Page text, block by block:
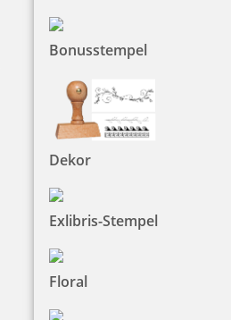
Bonusstempel
Dekor
Exlibris-Stempel
Floral